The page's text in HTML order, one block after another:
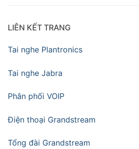
LIÊN KẾT TRANG
Tai nghe Plantronics
Tai nghe Jabra
Phân phối VOIP
Điện thoại Grandstream
Tổng đài Grandstream